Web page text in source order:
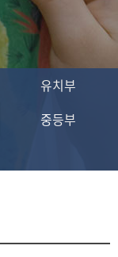
유치부
중등부